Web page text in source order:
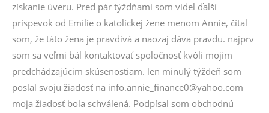
získanie úveru. Pred pár týždňami som videl ďalší
príspevok od Emílie o katolíckej žene menom Annie, čítal
som, že táto žena je pravdivá a naozaj dáva pravdu. najprv
som sa veľmi bál kontaktovať spoločnosť kvôli mojim
predchádzajúcim skúsenostiam. len minulý týždeň som
poslal svoju žiadosť na info.annie_finance0@yahoo.com
moja žiadosť bola schválená. Podpísal som obchodnú